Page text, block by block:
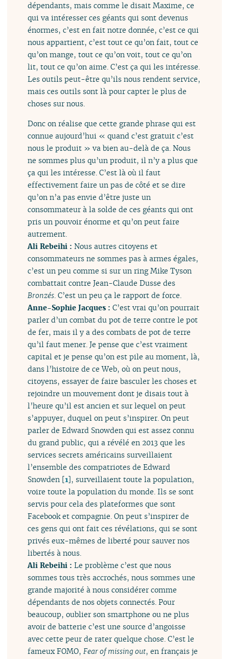
dépendants, mais comme le disait Maxime, ce
qui va intéresser ces géants qui sont devenus
énormes, c’est en fait notre donnée, c’est ce qui
nous appartient, c’est tout ce qu’on fait, tout ce
qu’on mange, tout ce qu’on voit, tout ce qu’on
lit, tout ce qu’on aime. C’est ça qui les intéresse.
Les outils peut-être qu’ils nous rendent service,
mais ces outils sont là pour capter le plus de
choses sur nous.
Donc on réalise que cette grande phrase qui est
connue aujourd’hui « quand c’est gratuit c’est
nous le produit » va bien au-delà de ça. Nous
ne sommes plus qu’un produit, il n’y a plus que
ça qui les intéresse. C’est là où il faut
effectivement faire un pas de côté et se dire
qu’on n’a pas envie d’être juste un
consommateur à la solde de ces géants qui ont
pris un pouvoir énorme et qu’on peut faire
autrement.
Ali Rebeihi :Nous autres citoyens et
consommateurs ne sommes pas à armes égales,
c’est un peu comme si sur un ring Mike Tyson
combattait contre Jean-Claude Dusse des
Bronzés . C’est un peu ça le rapport de force.
Anne-Sophie Jacques :C’est vrai qu’on pourrait
parler d’un combat du pot de terre contre le pot
de fer, mais il y a des combats de pot de terre
qu’il faut mener. Je pense que c’est vraiment
capital et je pense qu’on est pile au moment, là,
dans l’histoire de ce Web, où on peut nous,
citoyens, essayer de faire basculer les choses et
rejoindre un mouvement dont je disais tout à
l’heure qu’il est ancien et sur lequel on peut
s’appuyer, duquel on peut s’inspirer. On peut
parler de Edward Snowden qui est assez connu
du grand public, qui a révélé en 2013 que les
services secrets américains surveillaient
l’ensemble des compatriotes de Edward
Snowden [1], surveillaient toute la population,
voire toute la population du monde. Ils se sont
servis pour cela des plateformes que sont
Facebook et compagnie. On peut s’inspirer de
ces gens qui ont fait ces révélations, qui se sont
privés eux-mêmes de liberté pour sauver nos
libertés à nous.
Ali Rebeihi :Le problème c’est que nous
sommes tous très accrochés, nous sommes une
grande majorité à nous considérer comme
dépendants de nos objets connectés. Pour
beaucoup, oublier son smartphone ou ne plus
avoir de batterie c’est une source d’angoisse
avec cette peur de rater quelque chose. C’est le
fameux FOMO, Fear of missing out, en français je